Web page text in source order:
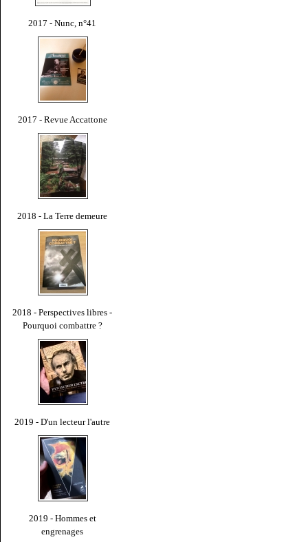
2017 - Nunc, n°41
2017 - Revue Accattone
2018 - La Terre demeure
2018 - Perspectives libres -
Pourquoi combattre ?
2019 - D'un lecteur l'autre
2019 - Hommes et
engrenages